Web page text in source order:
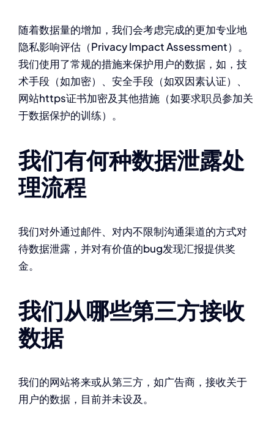
随着数据量的增加，我们会考虑完成的更加专业地
隐私影响评估（Privacy Impact Assessment）。
我们使用了常规的措施来保护用户的数据，如，技
术手段（如加密）、安全手段（如双因素认证）、
网站https证书加密及其他措施（如要求职员参加关
于数据保护的训练）。
我们有何种数据泄露处
理流程
我们对外通过邮件、对内不限制沟通渠道的方式对
待数据泄露，并对有价值的bug发现汇报提供奖
金。
我们从哪些第三方接收
数据
我们的网站将来或从第三方，如广告商，接收关于
用户的数据，目前并未设及。